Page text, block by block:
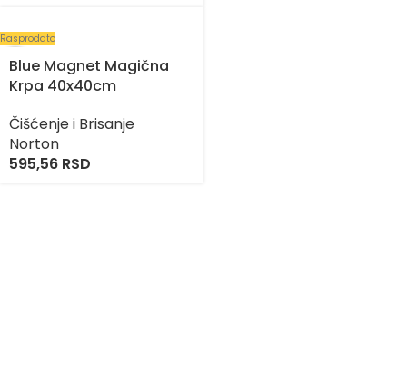
Rasprodato
Blue Magnet Magična
Krpa 40x40cm
Čišćenje i Brisanje
Norton
595,56 RSD